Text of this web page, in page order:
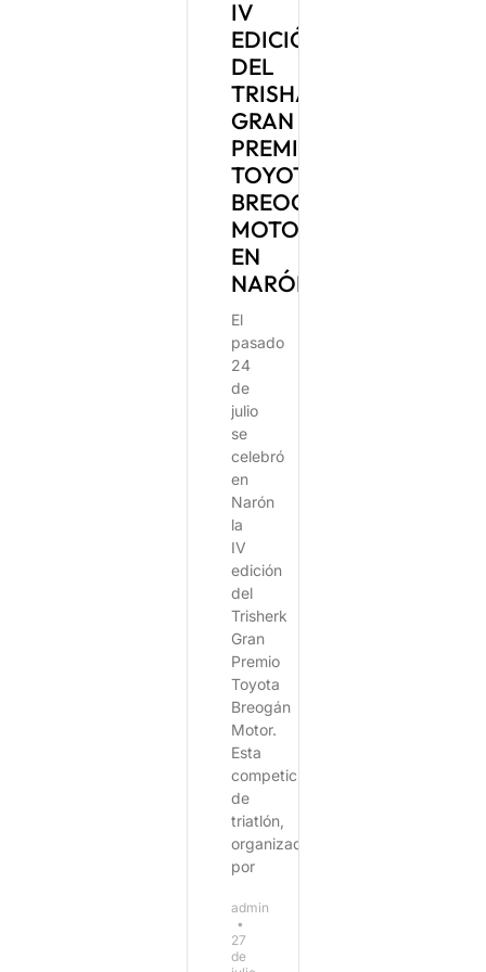
IV
EDICIÓN
DEL
TRISHARK
GRAN
PREMIO
TOYOTA
BREOGÁN
MOTOR
EN
NARÓN
El
pasado
24
de
julio
se
celebró
en
Narón
la
IV
edición
del
Trisherk
Gran
Premio
Toyota
Breogán
Motor.
Esta
competición
de
triatlón,
organizada
por
admin
27
de